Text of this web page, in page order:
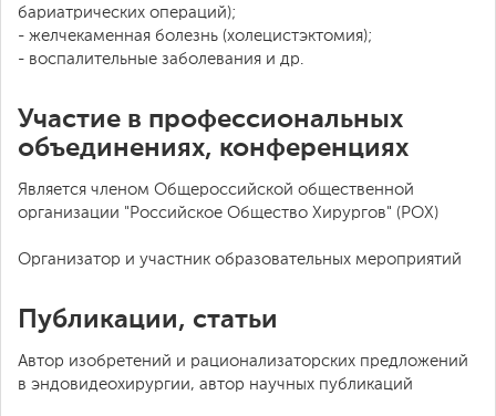
бариатрических операций);
- желчекаменная болезнь (холецистэктомия);
- воспалительные заболевания и др.
Участие в профессиональных
объединениях, конференциях
Является членом Общероссийской общественной
организации "Российское Общество Хирургов" (РОХ)
Организатор и участник образовательных мероприятий
Публикации, статьи
Автор изобретений и рационализаторских предложений
в эндовидеохирургии, автор научных публикаций